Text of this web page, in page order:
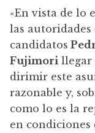
«En vista de lo
las autoridades
candidatos
Fujimori llegar
dirimir este
razonable y,
como lo es la
en condiciones